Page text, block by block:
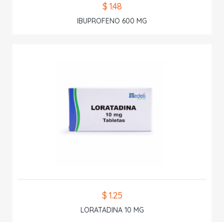
$ 1.48
IBUPROFENO 600 MG
$ 1.25
LORATADINA 10 MG